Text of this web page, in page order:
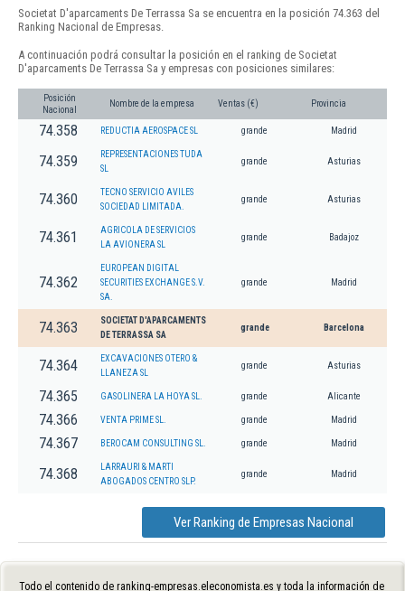
Societat D'aparcaments De Terrassa Sa se encuentra en la posición 74.363 del
Ranking Nacional de Empresas.
A continuación podrá consultar la posición en el ranking de Societat
D'aparcaments De Terrassa Sa y empresas con posiciones similares:
Posición
Nacional
Nombre de la empresa Ventas (€) Provincia
74.358 REDUCTIA AEROSPACE SL grande Madrid
74.359
REPRESENTACIONES TUDA
SL
grande Asturias
74.360
TECNO SERVICIO AVILES
SOCIEDAD LIMITADA.
grande Asturias
74.361
AGRICOLA DE SERVICIOS
LA AVIONERA SL
grande Badajoz
74.362
EUROPEAN DIGITAL
SECURITIES EXCHANGE S.V.
SA.
grande Madrid
74.363
SOCIETAT D'APARCAMENTS
DE TERRASSA SA
grande Barcelona
74.364
EXCAVACIONES OTERO &
LLANEZA SL
grande Asturias
74.365 GASOLINERA LA HOYA SL. grande Alicante
74.366 VENTA PRIME SL. grande Madrid
74.367 BEROCAM CONSULTING SL. grande Madrid
74.368
LARRAURI & MARTI
ABOGADOS CENTRO SLP.
grande Madrid
Ver Ranking de Empresas Nacional
Todo el contenido de ranking-empresas.eleconomista.es y toda la información de